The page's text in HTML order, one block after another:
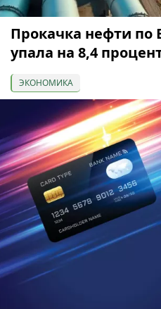
Прокачка нефти по
упала на 8,4
ЭКОНОМИКА